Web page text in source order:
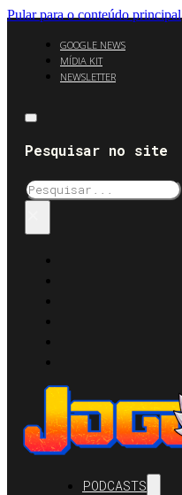
Pular para o conteúdo principal
GOOGLE NEWS
MÍDIA KIT
NEWSLETTER
Pesquisar no site
Pesquisar
PODCASTS